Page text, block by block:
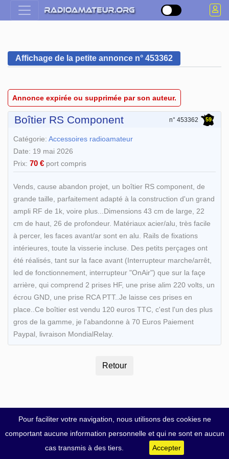
Pour faciliter votre navigation, nous utilisons des cookies ne
comportant aucune information personnelle et qui ne sont en aucun
cas transmis à des tiers.
Accepter
Affichage de la petite annonce n° 453362
Annonce expirée ou supprimée par son auteur.
Boîtier RS Component n° 453362 59
Catégorie: Accessoires radioamateur
Date: 19 mai 2026
Prix: 70 € port compris
Vends, cause abandon projet, un boîtier RS component, de
grande taille, parfaitement adapté à la construction d'un grand
ampli RF de 1k, voire plus...Dimensions 43 cm de large, 22
cm de haut, 26 de profondeur. Matériaux acier/alu, très facile
à percer, les faces avant/ar sont en alu. Rails de fixations
intérieures, toute la visserie incluse. Des petits perçages ont
été réalisés, tant sur la face avant (Interrupteur marche/arrêt,
led de fonctionnement, interrupteur "OnAir") que sur la façe
arrière, qui comprend 2 prises HF, une prise alim 220 volts, un
écrou GND, une prise RCA PTT..Je laisse ces prises en
place..Ce boîtier est vendu 120 euros TTC, c'est l'un des plus
gros de la gamme, je l'abandonne à 70 Euros Paiement
Paypal, livraison MondialRelay.